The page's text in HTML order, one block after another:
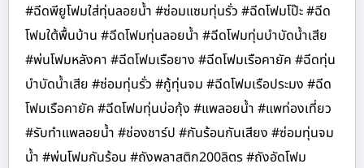
#ฉีดพียูโฟมใส่ทุ่นลอยน้ำ #ซ่อมแซมทุ่นรั่ว #ฉีดโฟมโป๊ะ #ฉีด
โฟมใต้พื้นบ้าน #ฉีดโฟมทุ่นลอยน้ำ #ฉีดโฟมทุ่นบำบัดน้ำเสีย
#พ่นโฟมหลังคา #ฉีดโฟมเรือยาง #ฉีดโฟมเรือคายัค #ฉีดทุ่น
บำบัดน้ำเสีย #ซ่อมทุ่นรั่ว #กู้ทุ่นจม #ฉีดโฟมเรือประมง #ฉีด
โฟมเรือคายัค #ฉีดโฟมทุ่นบ่อกุ้ง #แพลอยน้ำ #แพท่องเที่ยว
#รับทำแพลอยน้ำ #ช่องชาร์ป #กันร้อนกันเสียง #ซ่อมทุ่นจม
น้ำ #พ่นโฟมกันร้อน #ถังพลาสติก200ลิตร #ถังอัดโฟม